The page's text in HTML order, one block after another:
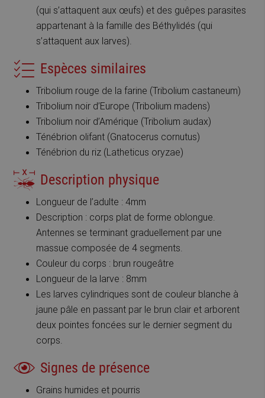
(qui s’attaquent aux œufs) et des guêpes parasites
appartenant à la famille des Béthylidés (qui
s’attaquent aux larves).
Espèces similaires
Tribolium rouge de la farine (Tribolium castaneum)
Tribolium noir d’Europe (Tribolium madens)
Tribolium noir d’Amérique (Tribolium audax)
Ténébrion olifant (Gnatocerus cornutus)
Ténébrion du riz (Latheticus oryzae)
Description physique
Longueur de l’adulte : 4mm
Description : corps plat de forme oblongue.
Antennes se terminant graduellement par une
massue composée de 4 segments.
Couleur du corps : brun rougeâtre
Longueur de la larve : 8mm
Les larves cylindriques sont de couleur blanche à
jaune pâle en passant par le brun clair et arborent
deux pointes foncées sur le dernier segment du
corps.
Signes de présence
Grains humides et pourris